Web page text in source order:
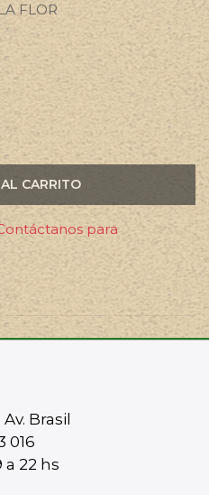
FLOR
CARRITO
para
Brasil
016
22 hs